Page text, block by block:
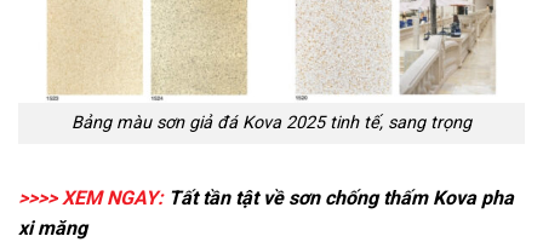
Bảng màu sơn giả đá Kova 2025 tinh tế, sang trọng
>>>> XEM NGAY: Tất tần tật về sơn chống thấm Kova pha
xi măng